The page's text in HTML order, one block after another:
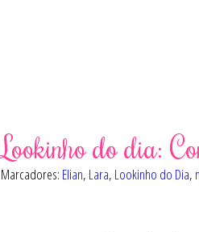
Lookinho do dia:
Marcadores: Elian, Lara, Lookinho do Dia,